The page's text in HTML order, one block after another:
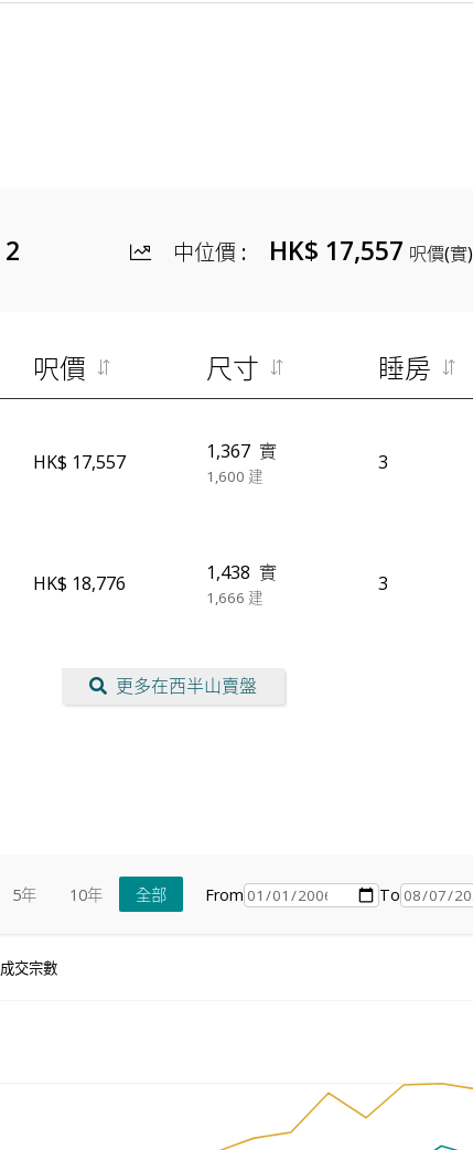
2 中位價 : HK$ 17,557 呎價(實)
呎價 尺寸 睡房
HK$ 17,557 1,367 實
1,600 建
3
HK$ 18,776 1,438 實
1,666 建
3
更多在西半山賣盤
5年 10年 全部 From To
成交宗數